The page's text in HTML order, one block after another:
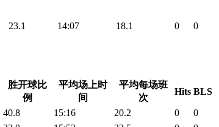
23.1 14:07 18.1 0 0
胜开球比
例
平均场上时
间
平均每场班
次
Hits BLS
40.8 15:16 20.2 0
0